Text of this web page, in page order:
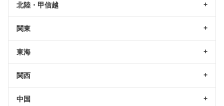
北陸・甲信越
関東
東海
関西
中国